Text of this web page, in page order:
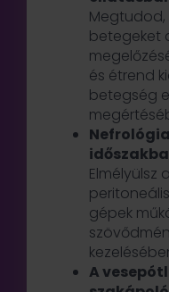
betegeket
és étrend
betegség
Elmélyülsz
gépek
A